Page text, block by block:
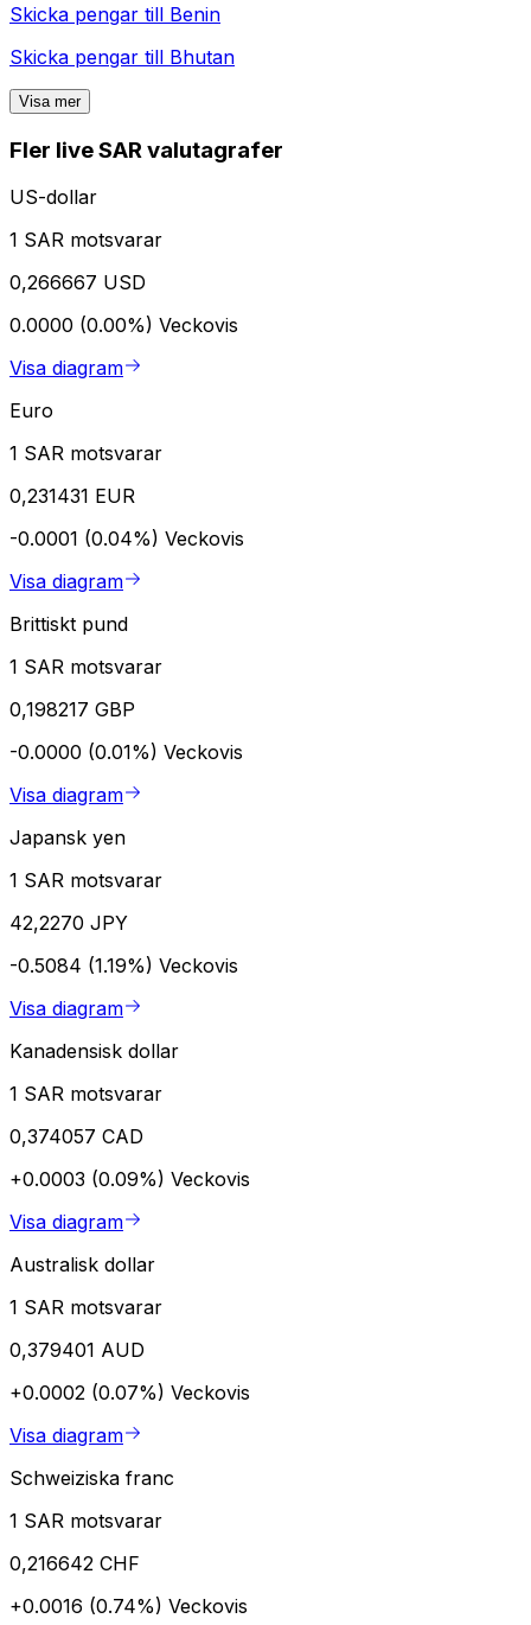
Skicka pengar till Benin
Skicka pengar till Bhutan
Visa mer
Fler live SAR valutagrafer
US-dollar
1 SAR motsvarar
0,266667 USD
0.0000 (0.00%) Veckovis
Visa diagram
Euro
1 SAR motsvarar
0,231431 EUR
-0.0001 (0.04%) Veckovis
Visa diagram
Brittiskt pund
1 SAR motsvarar
0,198217 GBP
-0.0000 (0.01%) Veckovis
Visa diagram
Japansk yen
1 SAR motsvarar
42,2270 JPY
-0.5084 (1.19%) Veckovis
Visa diagram
Kanadensisk dollar
1 SAR motsvarar
0,374057 CAD
+0.0003 (0.09%) Veckovis
Visa diagram
Australisk dollar
1 SAR motsvarar
0,379401 AUD
+0.0002 (0.07%) Veckovis
Visa diagram
Schweiziska franc
1 SAR motsvarar
0,216642 CHF
+0.0016 (0.74%) Veckovis